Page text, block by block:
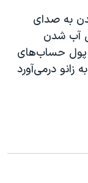
به صدای
آب شدن
پول حساب‌های
زانو درمی‌آورد